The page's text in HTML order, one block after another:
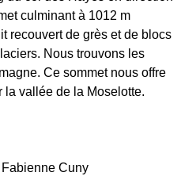
culminant à 1012 m
recouvert de grès et de blocs
Nous trouvons les
Ce sommet nous offre
la vallée de la Moselotte.
Cuny